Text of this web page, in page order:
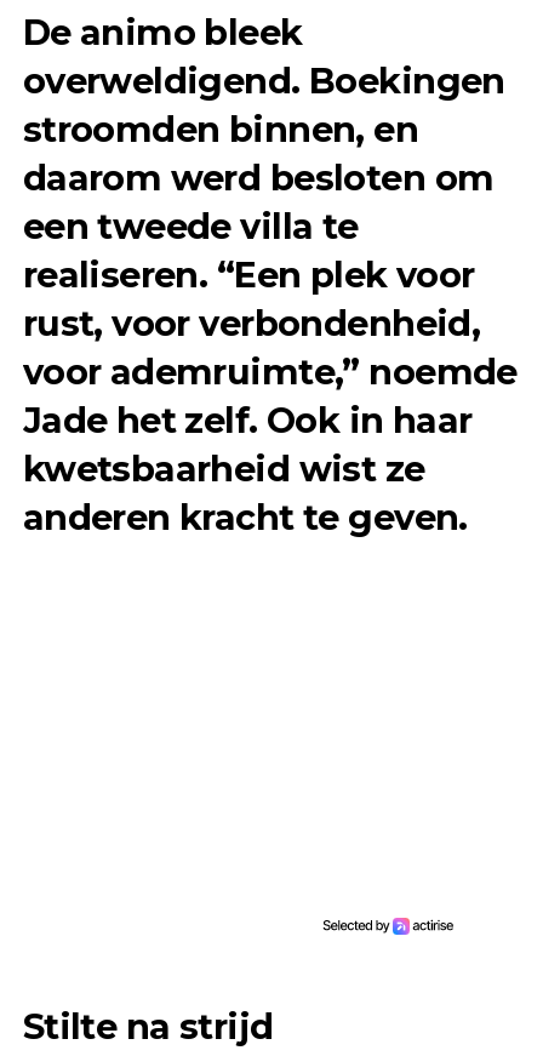
De animo bleek
overweldigend. Boekingen
stroomden binnen, en
daarom werd besloten om
een tweede villa te
realiseren. “Een plek voor
rust, voor verbondenheid,
voor ademruimte,” noemde
Jade het zelf. Ook in haar
kwetsbaarheid wist ze
anderen kracht te geven.
Stilte na strijd